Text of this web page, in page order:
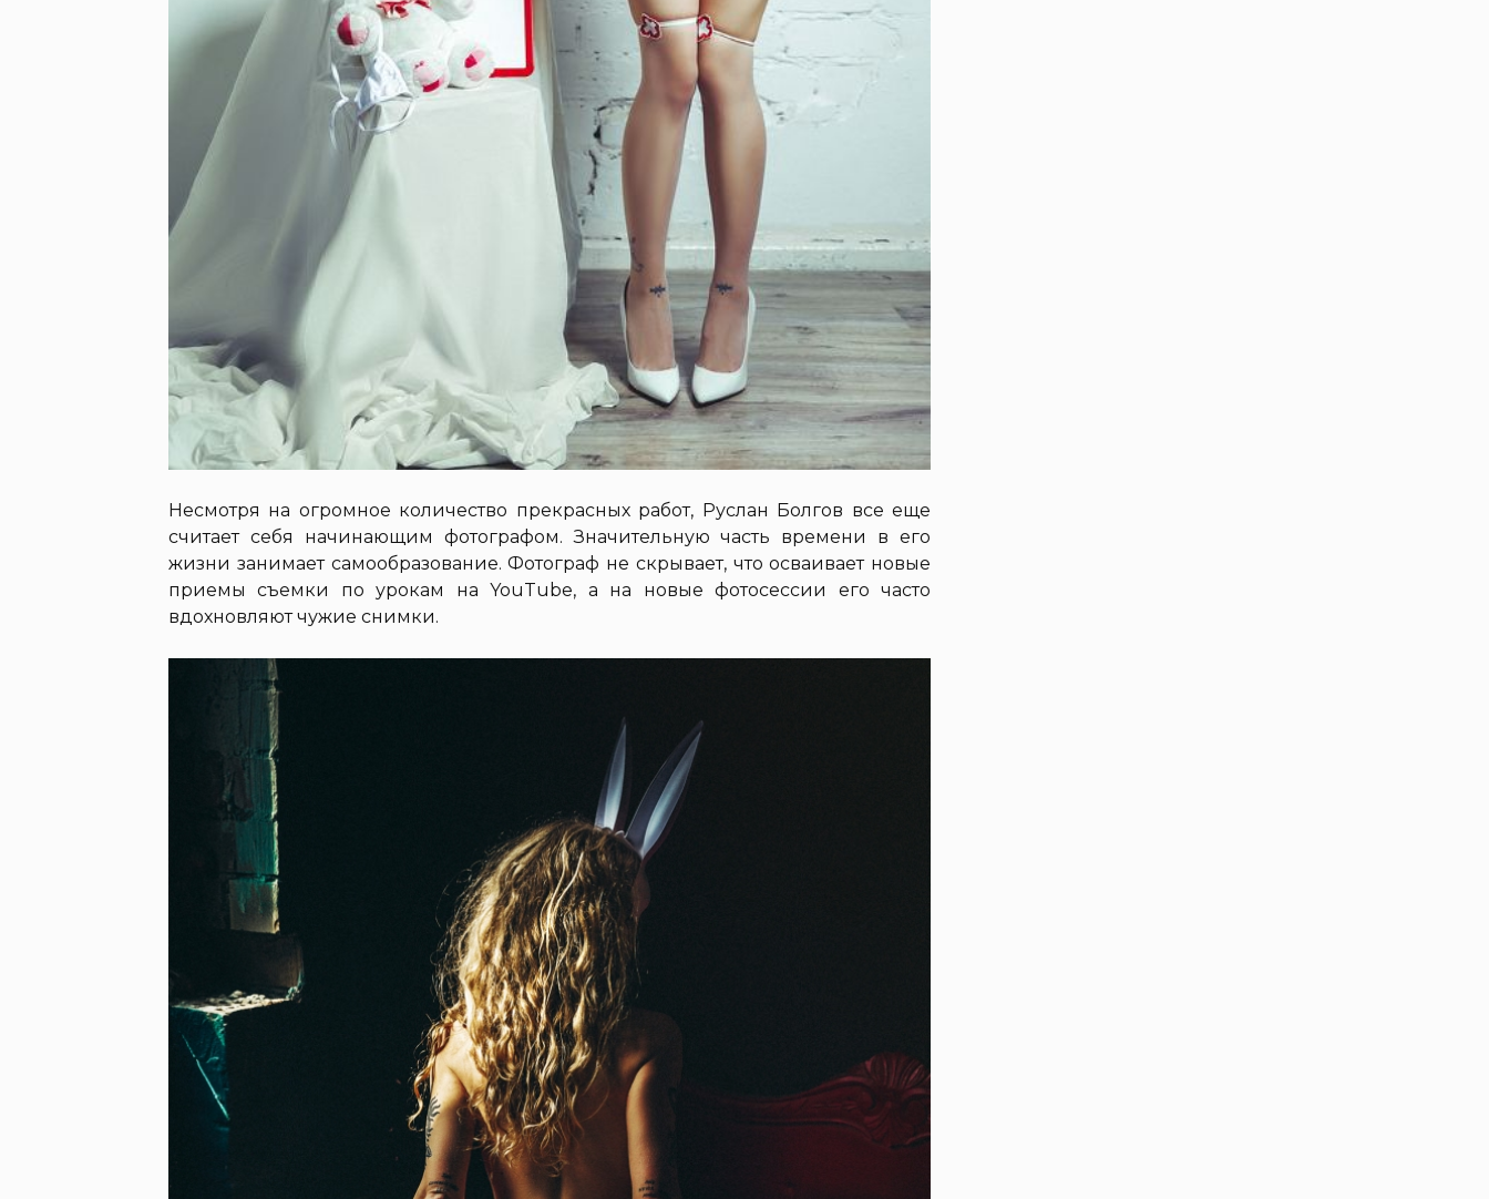
Несмотря на огромное количество прекрасных работ, Руслан Болгов все еще
считает себя начинающим фотографом. Значительную часть времени в его
жизни занимает самообразование. Фотограф не скрывает, что осваивает новые
приемы съемки по урокам на YouTube, а на новые фотосессии его часто
вдохновляют чужие снимки.